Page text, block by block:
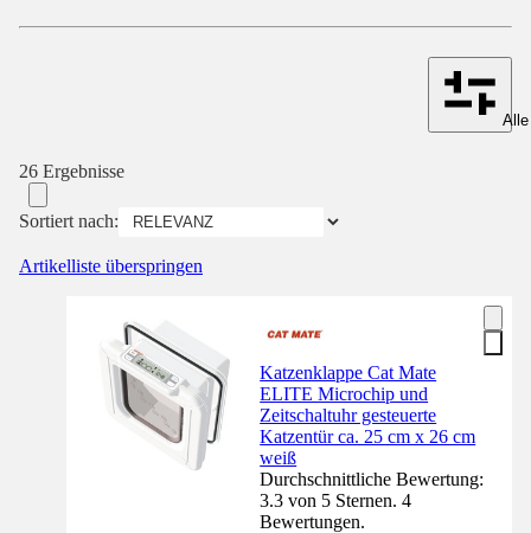
26 Ergebnisse
Sortiert nach:
Artikelliste überspringen
Katzenklappe Cat Mate
ELITE Microchip und
Zeitschaltuhr gesteuerte
Katzentür ca. 25 cm x 26 cm
weiß
Durchschnittliche Bewertung:
3.3 von 5 Sternen. 4
Bewertungen.